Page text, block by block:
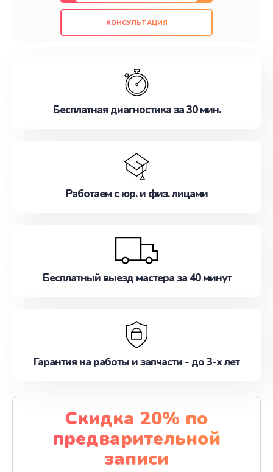
также гарантируем качество всех
проведенных работ. Наша цель - предоставить
наилучшим образом. Не медлите записаться на
КОНСУЛЬТАЦИЯ
Бесплатная диагностика за 30 мин.
Работаем с юр. и физ. лицами
Бесплатный выезд мастера за 40 минут
Гарантия на работы и запчасти - до 3-х лет
Скидка 20% по
предварительной
записи